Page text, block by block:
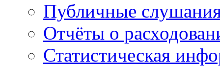
Публичные
Отчёты о
Статистическая